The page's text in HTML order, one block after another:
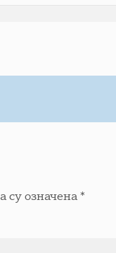
су означена*